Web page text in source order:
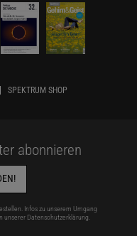
SPEKTRUM SHOP
abonnieren
Infos zu unserem Umgang
unserer Datenschutzerklärung.